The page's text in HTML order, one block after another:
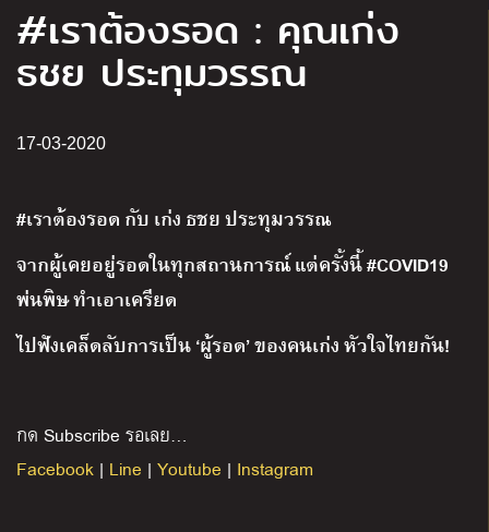
#เราต้องรอด : คุณเก่ง
ธชย ประทุมวรรณ
17-03-2020
#เราต้องรอด กับ เก่ง ธชย ประทุมวรรณ
จากผู้เคยอยู่รอดในทุกสถานการณ์ แต่ครั้งนี้ #COVID19
พ่นพิษ ทำเอาเครียด
ไปฟังเคล็ดลับการเป็น ‘ผู้รอด’ ของคนเก่ง หัวใจไทยกัน!
กด Subscribe รอเลย…
Facebook | Line | Youtube | Instagram